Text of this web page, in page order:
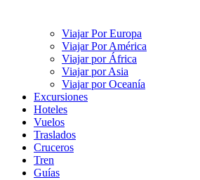
Viajar Por Europa
Viajar Por América
Viajar por África
Viajar por Asia
Viajar por Oceanía
Excursiones
Hoteles
Vuelos
Traslados
Cruceros
Tren
Guías